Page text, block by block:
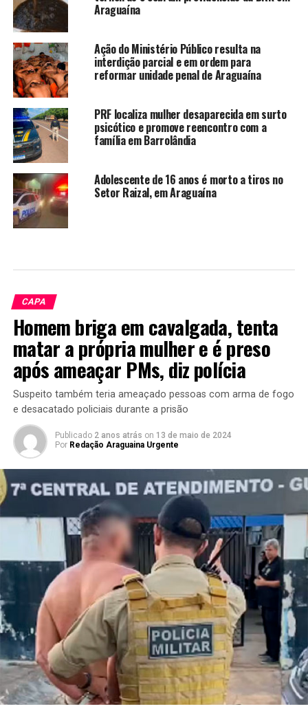
Araguaína
Ação do Ministério Público resulta na
interdição parcial e em ordem para
reformar unidade penal de Araguaína
PRF localiza mulher desaparecida em surto
psicótico e promove reencontro com a
família em Barrolândia
Adolescente de 16 anos é morto a tiros no
Setor Raizal, em Araguaína
CAPA
Homem briga em cavalgada, tenta
matar a própria mulher e é preso
após ameaçar PMs, diz polícia
Suspeito também teria ameaçado pessoas com arma de fogo
e desacatado policiais durante a prisão
Publicado 2 anos atrás on 13 de maio de 2024
Por Redação Araguaina Urgente